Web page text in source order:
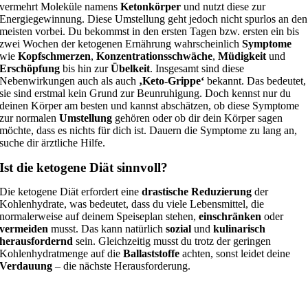
vermehrt Moleküle namensKetonkörper und nutzt diese zur
Energiegewinnung. Diese Umstellung geht jedoch nicht spurlos an den
meisten vorbei. Du bekommst in den ersten Tagen bzw. ersten ein bis
zwei Wochen der ketogenen Ernährung wahrscheinlichSymptome
wieKopfschmerzen,Konzentrationsschwäche,Müdigkeit und
Erschöpfung bis hin zurÜbelkeit. Insgesamt sind diese
Nebenwirkungen auch als auch ‚Keto-Grippe‘ bekannt. Das bedeutet,
sie sind erstmal kein Grund zur Beunruhigung. Doch kennst nur du
deinen Körper am besten und kannst abschätzen, ob diese Symptome
zur normalenUmstellung gehören oder ob dir dein Körper sagen
möchte, dass es nichts für dich ist. Dauern die Symptome zu lang an,
suche dir ärztliche Hilfe.
Ist die ketogene Diät sinnvoll?
Die ketogene Diät erfordert einedrastische Reduzierung der
Kohlenhydrate, was bedeutet, dass du viele Lebensmittel, die
normalerweise auf deinem Speiseplan stehen,einschränken oder
vermeiden musst. Das kann natürlichsozial undkulinarisch
herausfordernd sein. Gleichzeitig musst du trotz der geringen
Kohlenhydratmenge auf dieBallaststoffe achten, sonst leidet deine
Verdauung – die nächste Herausforderung.